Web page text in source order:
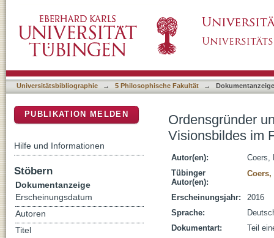
18. Jahrhunderts
Universitätsbibliographie → 5 Philosophische Fakultät → Dokumentanzeige
Ordensgründer
Visionsbildes im
Autor(en):
Coers,
Tübinger
Autor(en):
Erscheinungsjahr:
2016
Sprache:
Dokumentart:
Teil
PUBLIKATION MELDEN
Hilfe und Informationen
Stöbern
Dokumentanzeige
Erscheinungsdatum
Autoren
Titel